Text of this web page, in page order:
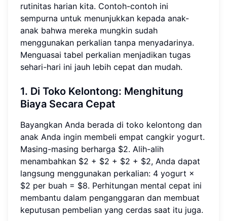
rutinitas harian kita. Contoh-contoh ini
sempurna untuk menunjukkan kepada anak-
anak bahwa mereka mungkin sudah
menggunakan perkalian tanpa menyadarinya.
Menguasai tabel perkalian menjadikan tugas
sehari-hari ini jauh lebih cepat dan mudah.
1. Di Toko Kelontong: Menghitung
Biaya Secara Cepat
Bayangkan Anda berada di toko kelontong dan
anak Anda ingin membeli empat cangkir yogurt.
Masing-masing berharga $2. Alih-alih
menambahkan $2 + $2 + $2 + $2, Anda dapat
langsung menggunakan perkalian: 4 yogurt ×
$2 per buah = $8. Perhitungan mental cepat ini
membantu dalam penganggaran dan membuat
keputusan pembelian yang cerdas saat itu juga.